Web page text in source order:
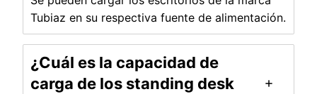
Tubiaz en su respectiva fuente de alimentación.
¿Cuál es la capacidad de
carga de los standing desk